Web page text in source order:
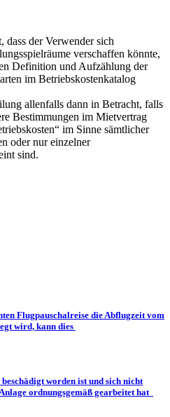
der Verwender sich
verschaffen könnte,
Definition und Aufzählung der
im Betriebskostenkatalog
allenfalls dann in Betracht, falls
Bestimmungen im Mietvertrag
im Sinne sämtlicher
oder nur einzelner
sind.
Flugpauschalreise die Abflugzeit vom
wird, kann dies
worden ist und sich nicht
ordnungsgemäß gearbeitet hat